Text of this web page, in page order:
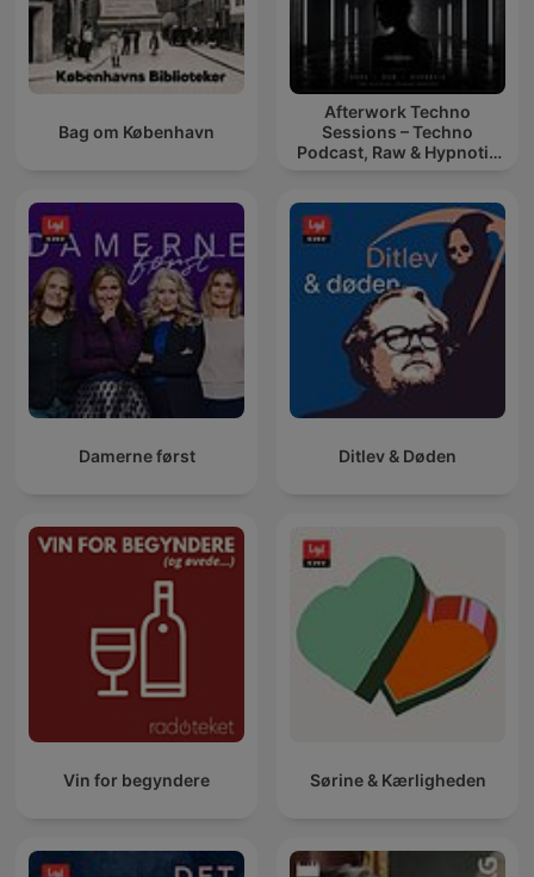
Bag om København
Afterwork Techno
Sessions – Techno
Podcast, Raw & Hypnotic
Damerne først Ditlev & Døden
Vin for begyndere Sørine & Kærligheden